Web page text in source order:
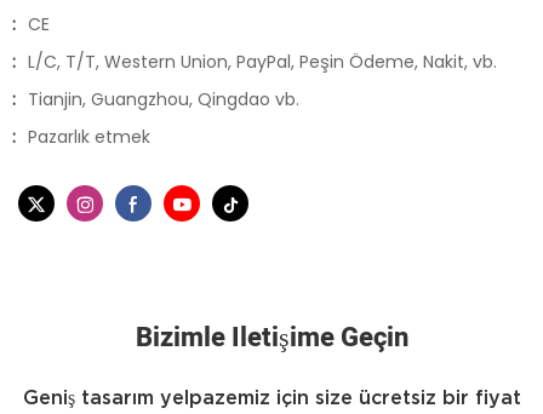
: CE
: L/C, T/T, Western Union, PayPal, Peşin Ödeme, Nakit, vb.
: Tianjin, Guangzhou, Qingdao vb.
: Pazarlık etmek
Bizimle Iletişime Geçin
Geniş tasarım yelpazemiz için size ücretsiz bir fiyat